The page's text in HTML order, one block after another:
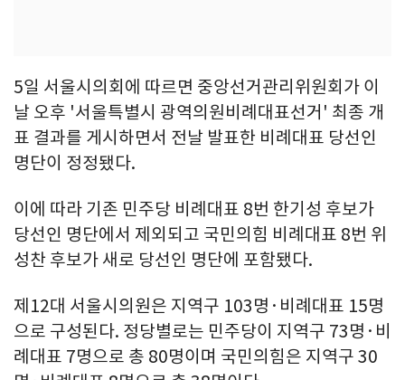
5일 서울시의회에 따르면 중앙선거관리위원회가 이
날 오후 '서울특별시 광역의원비례대표선거' 최종 개
표 결과를 게시하면서 전날 발표한 비례대표 당선인
명단이 정정됐다.
이에 따라 기존 민주당 비례대표 8번 한기성 후보가
당선인 명단에서 제외되고 국민의힘 비례대표 8번 위
성찬 후보가 새로 당선인 명단에 포함됐다.
제12대 서울시의원은 지역구 103명·비례대표 15명
으로 구성된다. 정당별로는 민주당이 지역구 73명·비
례대표 7명으로 총 80명이며 국민의힘은 지역구 30